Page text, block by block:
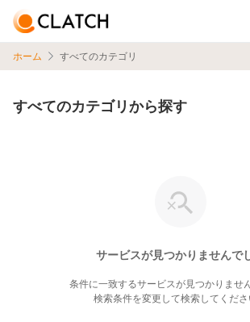
ホーム すべてのカテゴリ
すべてのカテゴリから探す
サービスが見つかりませんで
条件に一致するサービスが見つかりませ
検索条件を変更して検索してくださ